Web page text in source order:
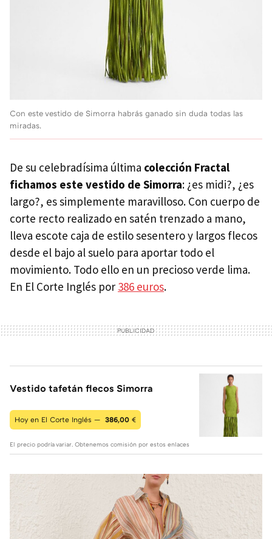
Con este vestido de Simorra habrás ganado sin duda todas las
miradas.
De su celebradísima última colección Fractal
fichamos este vestido de Simorra: ¿es midi?, ¿es
largo?, es simplemente maravilloso. Con cuerpo de
corte recto realizado en satén trenzado a mano,
lleva escote caja de estilo sesentero y largos flecos
desde el bajo al suelo para aportar todo el
movimiento. Todo ello en un precioso verde lima.
En El Corte Inglés por 386 euros.
Vestido tafetán flecos Simorra
Hoy en El Corte Inglés — 386,00 €
El precio podría variar. Obtenemos comisión por estos enlaces